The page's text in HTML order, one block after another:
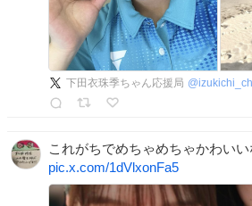
下田衣珠季ちゃん応援局 @
これがちでめちゃめちゃかわいい
pic.x.com/1dVlxonFa5